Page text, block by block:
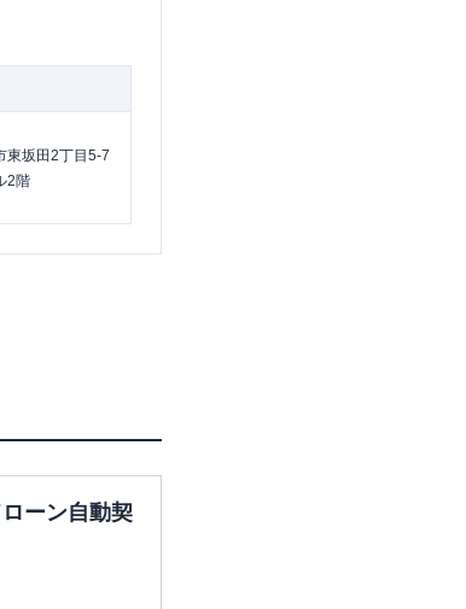
東坂田2丁目5-7
2階
ーン自動契